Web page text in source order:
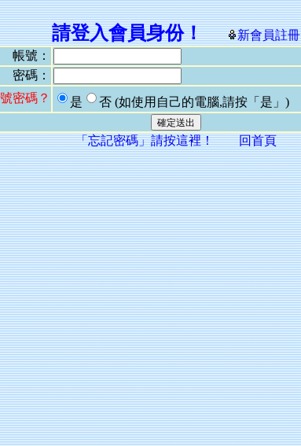
請登入會員身份！
新會員註冊
帳號：
密碼：
密碼？
是 否 (如使用自己的電腦,請按「是」)
「忘記密碼」請按這裡！ 回首頁